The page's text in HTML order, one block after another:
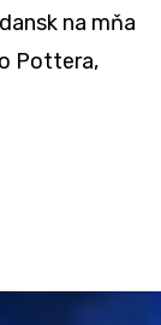
na mňa
Pottera,